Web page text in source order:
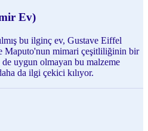
Ev)
bu ilginç ev, Gustave Eiffel
Maputo'nun mimari çeşitliliğinin bir
de uygun olmayan bu malzeme
da ilgi çekici kılıyor.